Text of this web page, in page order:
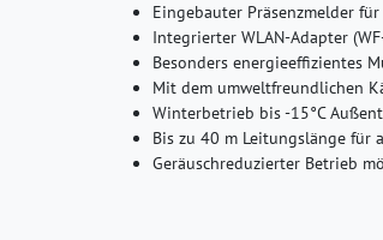
Eingebauter Präsenzmelder
Integrierter WLAN-Adapter
Besonders energieeffizientes
Mit dem umweltfreundlichen
Winterbetrieb bis -15°C
Bis zu 40 m Leitungslänge für
Geräuschreduzierter Betrieb